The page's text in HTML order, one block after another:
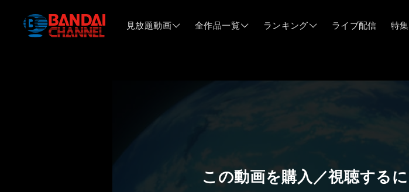
見放題動画 全作品一覧 ランキング ライブ配信 特集
この動画を購入／視聴する